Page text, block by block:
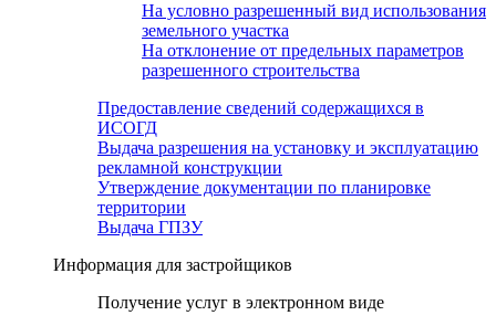
На условно разрешенный вид использования
земельного участка
На отклонение от предельных параметров
разрешенного строительства
Предоставление сведений содержащихся в
ИСОГД
Выдача разрешения на установку и эксплуатацию
рекламной конструкции
Утверждение документации по планировке
территории
Выдача ГПЗУ
Информация для застройщиков
Получение услуг в электронном виде